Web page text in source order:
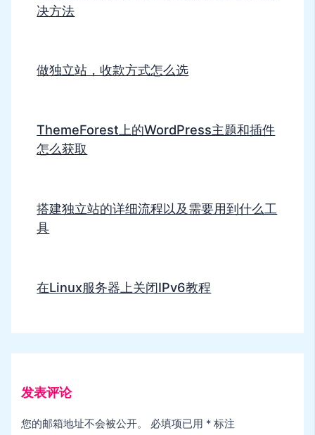
决方法
做独立站，收款方式怎么选
ThemeForest上的WordPress主题和插件
怎么获取
搭建独立站的详细流程以及需要用到什么工
具
在Linux服务器上关闭IPv6教程
发表评论
您的邮箱地址不会被公开。 必填项已用 * 标注